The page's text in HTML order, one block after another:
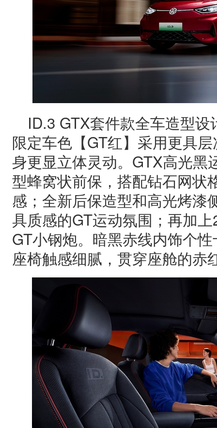
ID.3 GTX套件款全车造型
限定车色【GT红】采用更具
身更显立体灵动。GTX高光黑
型蜂窝状前保，搭配钻石网状
感；全新后保造型和高光烤漆
具质感的GT运动氛围；再加
GT小钢炮。暗黑赤线内饰个
座椅触感细腻，贯穿座舱的赤